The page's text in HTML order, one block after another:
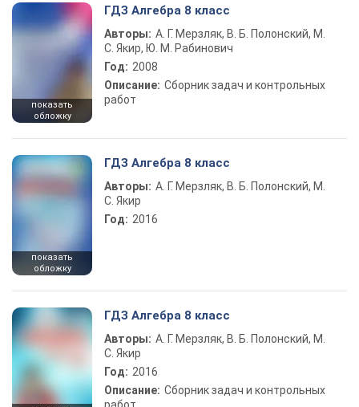
показать
обложку
ГДЗ Алгебра 8 класс
Авторы: А. Г. Мерзляк, В. Б. Полонский, М.
С. Якир, Ю. М. Рабинович
Год: 2008
Описание: Сборник задач и контрольных
работ
показать
обложку
ГДЗ Алгебра 8 класс
Авторы: А. Г. Мерзляк, В. Б. Полонский, М.
С. Якир
Год: 2016
ГДЗ Алгебра 8 класс
Авторы: А. Г. Мерзляк, В. Б. Полонский, М.
С. Якир
Год: 2016
Описание: Сборник задач и контрольных